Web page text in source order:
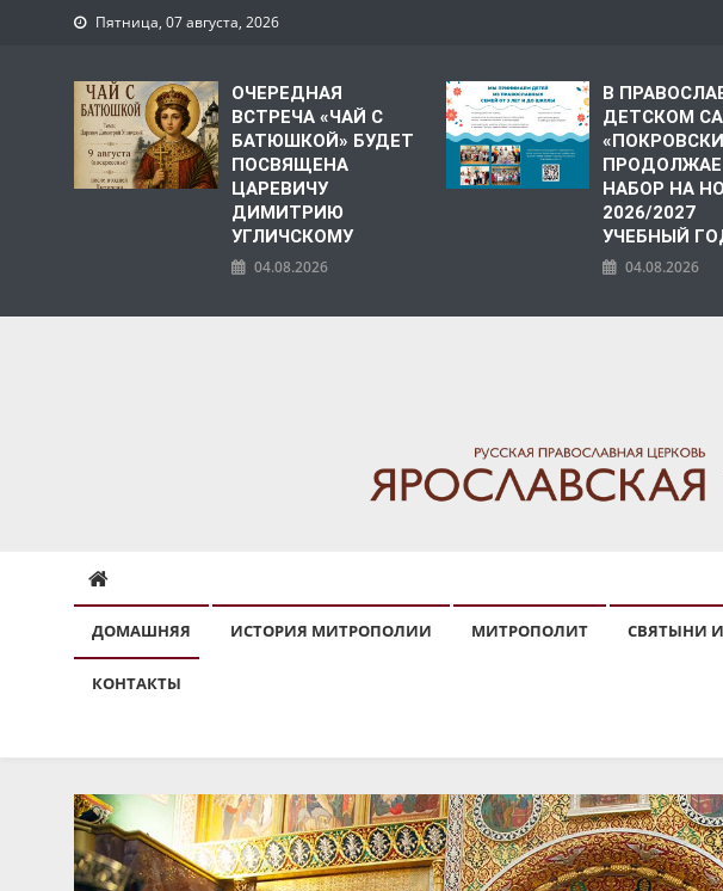
Пятница, 07 августа, 2026
ОЧЕРЕДНАЯ
ВСТРЕЧА «ЧАЙ С
БАТЮШКОЙ» БУДЕТ
ПОСВЯЩЕНА
ЦАРЕВИЧУ
ДИМИТРИЮ
УГЛИЧСКОМУ
04.08.2026
В
ДЕТСКОМ
НАБОР НА
2026/2027
УЧЕБНЫЙ
04.08.2026
ДОМАШНЯЯ ИСТОРИЯ МИТРОПОЛИИ МИТРОПОЛИТ СВЯТЫНИ
КОНТАКТЫ